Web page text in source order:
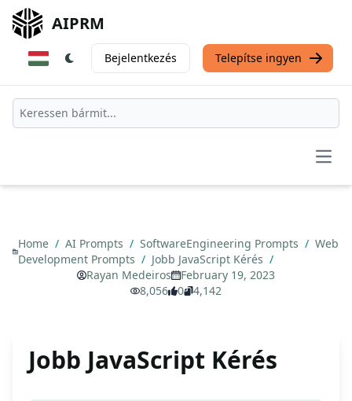
AIPRM
Bejelentkezés Telepítse ingyen
Home / AI Prompts / SoftwareEngineering Prompts / Web
Development Prompts / Jobb JavaScript Kérés /
Rayan Medeiros
February 19, 2023
8,056
0 4,142
Jobb JavaScript Kérés